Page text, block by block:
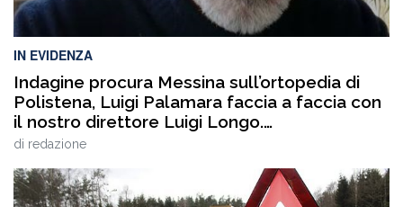
IN EVIDENZA
Indagine procura Messina sull’ortopedia di
Polistena, Luigi Palamara faccia a faccia con
il nostro direttore Luigi Longo.
VIDEOINTERVISTA
di redazione